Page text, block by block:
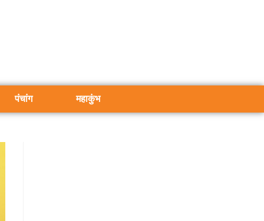
पंचांग महाकुंभ